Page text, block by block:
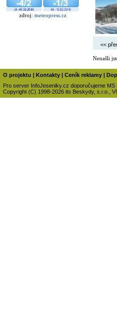
zdroj: meteopress.cz
<<
Nenašli
O projektu | Kontakty | Ceník reklamy |
Pro server InfoJeseniky.cz doporučujeme
Copyright (C) 1998-2026 its Beskydy, s.r.o.,